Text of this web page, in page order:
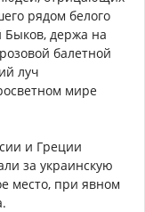
рядом белого
Быков, держа на
балетной
луч
мире
и Греции
за украинскую
место, при явном